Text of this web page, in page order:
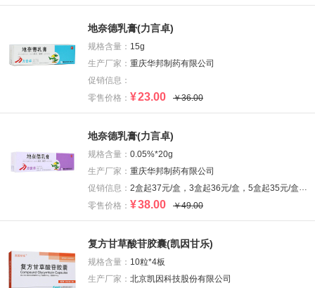
地奈德乳膏(力言卓)
规格含量： 15g
生产厂家： 重庆华邦制药有限公司
促销信息：
零售价格： ¥23.00 ￥36.00
地奈德乳膏(力言卓)
规格含量： 0.05%*20g
生产厂家： 重庆华邦制药有限公司
促销信息： 2盒起37元/盒，3盒起36元/盒，5盒起35元/盒，6盒起34元/盒
零售价格： ¥38.00 ￥49.00
复方甘草酸苷胶囊(凯因甘乐)
规格含量： 10粒*4板
生产厂家： 北京凯因科技股份有限公司